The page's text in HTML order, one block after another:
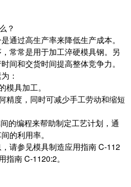
？
通过高生产率来降低生产成本。
常常是用于加工淬硬模具钢。另
间和交货时间提高整体竞争力。
：
模具加工。
精度，同时可减少手工劳动和缩短
的编程来帮助制定工艺计划，通
的利用率。
请参见模具制造应用指南 C-112
南 C-1120:2。